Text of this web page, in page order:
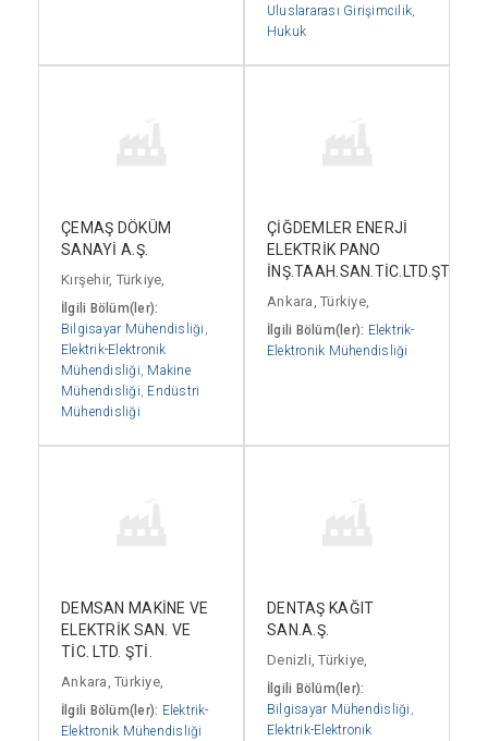
Uluslararası Girişimcilik,
Hukuk
ÇEMAŞ DÖKÜM
SANAYİ A.Ş.
Kırşehir, Türkiye,
İlgili Bölüm(ler):
Bilgisayar Mühendisliği ,
Elektrik-Elektronik
Mühendisliği, Makine
Mühendisliği, Endüstri
Mühendisliği
ÇİĞDEMLER ENERJİ
ELEKTRİK PANO
İNŞ.TAAH.SAN.TİC.LTD.ŞTİ.
Ankara, Türkiye,
İlgili Bölüm(ler): Elektrik-
Elektronik Mühendisliği
DEMSAN MAKİNE VE
ELEKTRİK SAN. VE
TİC. LTD. ŞTİ.
Ankara, Türkiye,
İlgili Bölüm(ler): Elektrik-
Elektronik Mühendisliği
DENTAŞ KAĞIT
SAN.A.Ş.
Denizli, Türkiye,
İlgili Bölüm(ler):
Bilgisayar Mühendisliği ,
Elektrik-Elektronik